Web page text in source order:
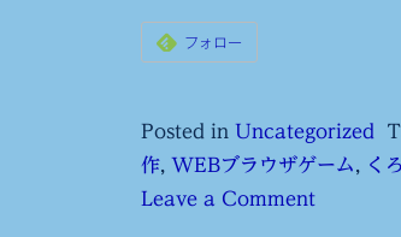
フォロー
Posted in Uncategorized
作 WEBブラウザゲーム く
Leave a Commenton